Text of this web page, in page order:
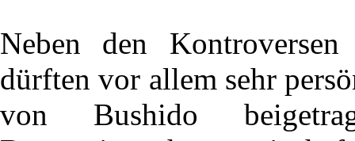
Neben den
dürften vor allem sehr
von Bushido